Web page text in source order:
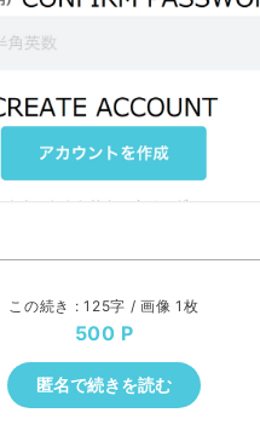
この続き : 125字 / 画像 1枚
500
匿名で続きを読む